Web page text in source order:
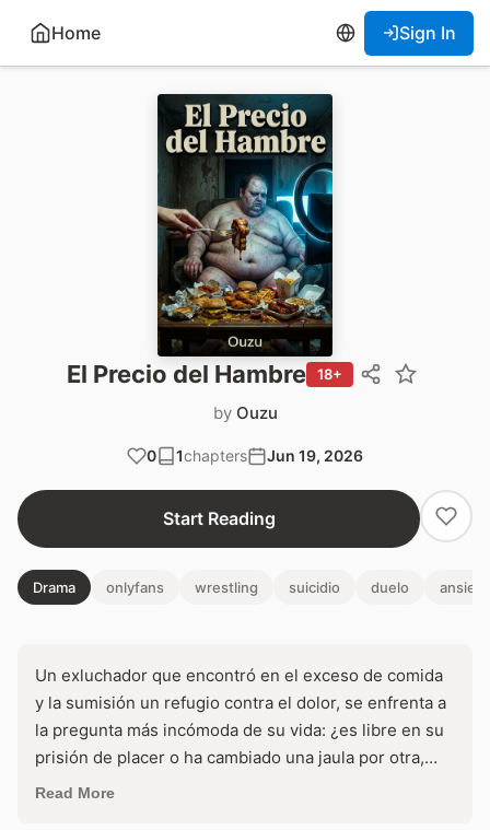
Home Sign In
El Precio del Hambre 18+
by Ouzu
0 1chapters Jun 19, 2026
Start Reading
Drama onlyfans wrestling suicidio duelo
Un exluchador que encontró en el exceso de comida
y la sumisión un refugio contra el dolor, se enfrenta a
la pregunta más incómoda de su vida: ¿es libre en su
prisión de placer o ha cambiado una jaula por otra,
más grande pero igual de cerrada?
Read More